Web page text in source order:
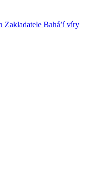
Zakladatele Bahá’í víry